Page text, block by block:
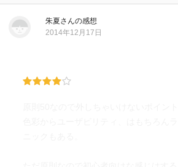
朱夏さんの感想
2014年12月17日